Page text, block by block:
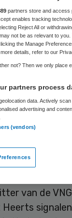
Pierre de Winter
beleid om
woonwijken
namens
van de
partners store and access
enables tracking
Reject All or
not be as relevant to
the Manage
details, refer to our
not? Then we only place
partners process
data. Actively
advertising and
(vendors)